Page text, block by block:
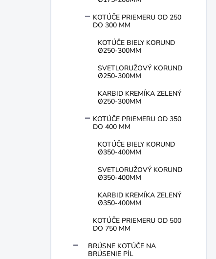
KOTÚČE PRIEMERU OD 250
DO 300 MM
KOTÚČE BIELY KORUND
Ø250-300MM
SVETLORUŽOVÝ KORUND
Ø250-300MM
KARBID KREMÍKA ZELENÝ
Ø250-300MM
KOTÚČE PRIEMERU OD 350
DO 400 MM
KOTÚČE BIELY KORUND
Ø350-400MM
SVETLORUŽOVÝ KORUND
Ø350-400MM
KARBID KREMÍKA ZELENÝ
Ø350-400MM
KOTÚČE PRIEMERU OD 500
DO 750 MM
BRÚSNE KOTÚČE NA
BRÚSENIE PÍL